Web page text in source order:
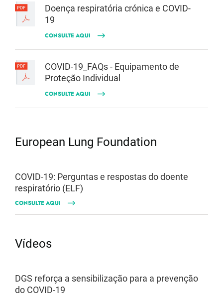
Doença respiratória crónica e COVID-
19
CONSULTE AQUI
COVID-19_FAQs - Equipamento de
Proteção Individual
CONSULTE AQUI
European Lung Foundation
COVID-19: Perguntas e respostas do doente
respiratório (ELF)
CONSULTE AQUI
Vídeos
DGS reforça a sensibilização para a prevenção
do COVID-19